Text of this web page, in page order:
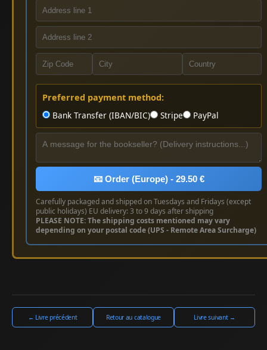
Preferred payment method:
Bank Transfer (IBAN/BIC)
Stripe PayPal
📧 Order (Europe) - 29.50 €
Carefully packaged and shipped on Tuesdays and Fridays (except
public holidays) EU delivery: 3 to 9 days after shipping
PLEASE NOTE: The shipping costs mentioned may vary
depending on your postal code (UPS - Remote Area Surcharge)
← Livre précédent Retour au catalogue Livre suivant →